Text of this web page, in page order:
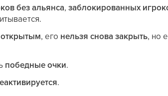
без альянса,заблокированных
открытым, его нельзя снова закрыть, но
победные очки.
.